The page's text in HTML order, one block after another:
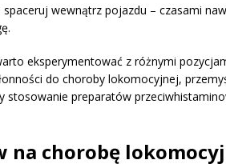
wewnątrz pojazdu – czasami
eksperymentować z różnymi
do choroby lokomocyjnej,
stosowanie preparatów
na chorobę